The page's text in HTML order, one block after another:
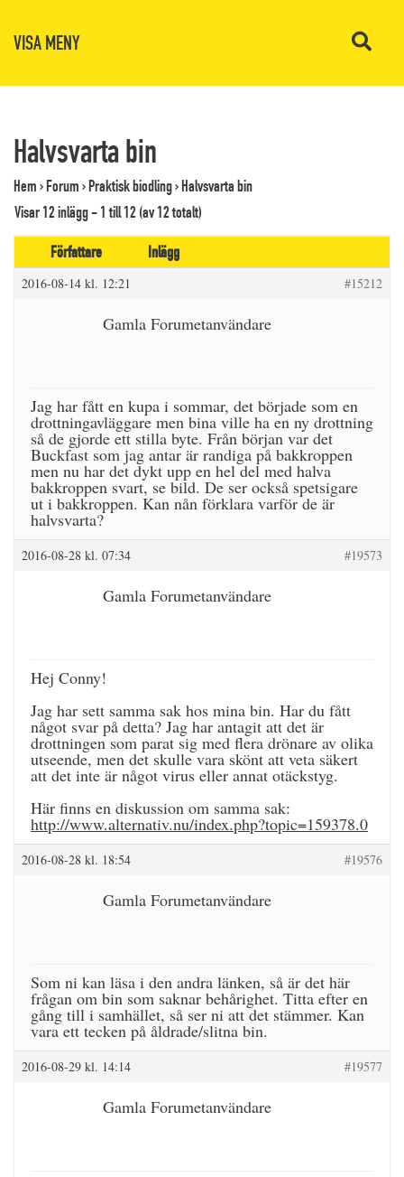
VISA MENY
Halvsvarta bin
Hem›Forum›Praktisk biodling›Halvsvarta bin
Visar 12 inlägg - 1 till 12 (av 12 totalt)
Författare
Inlägg
2016-08-14 kl. 12:21 #15212
Gamla Forumetanvändare
Jag har fått en kupa i sommar, det började som en
drottningavläggare men bina ville ha en ny drottning
så de gjorde ett stilla byte. Från början var det
Buckfast som jag antar är randiga på bakkroppen
men nu har det dykt upp en hel del med halva
bakkroppen svart, se bild. De ser också spetsigare
ut i bakkroppen. Kan nån förklara varför de är
halvsvarta?
2016-08-28 kl. 07:34 #19573
Gamla Forumetanvändare
Hej Conny!
Jag har sett samma sak hos mina bin. Har du fått
något svar på detta? Jag har antagit att det är
drottningen som parat sig med flera drönare av olika
utseende, men det skulle vara skönt att veta säkert
att det inte är något virus eller annat otäckstyg.
Här finns en diskussion om samma sak:
http://www.alternativ.nu/index.php?topic=159378.0
2016-08-28 kl. 18:54 #19576
Gamla Forumetanvändare
Som ni kan läsa i den andra länken, så är det här
frågan om bin som saknar behårighet. Titta efter en
gång till i samhället, så ser ni att det stämmer. Kan
vara ett tecken på åldrade/slitna bin.
2016-08-29 kl. 14:14 #19577
Gamla Forumetanvändare